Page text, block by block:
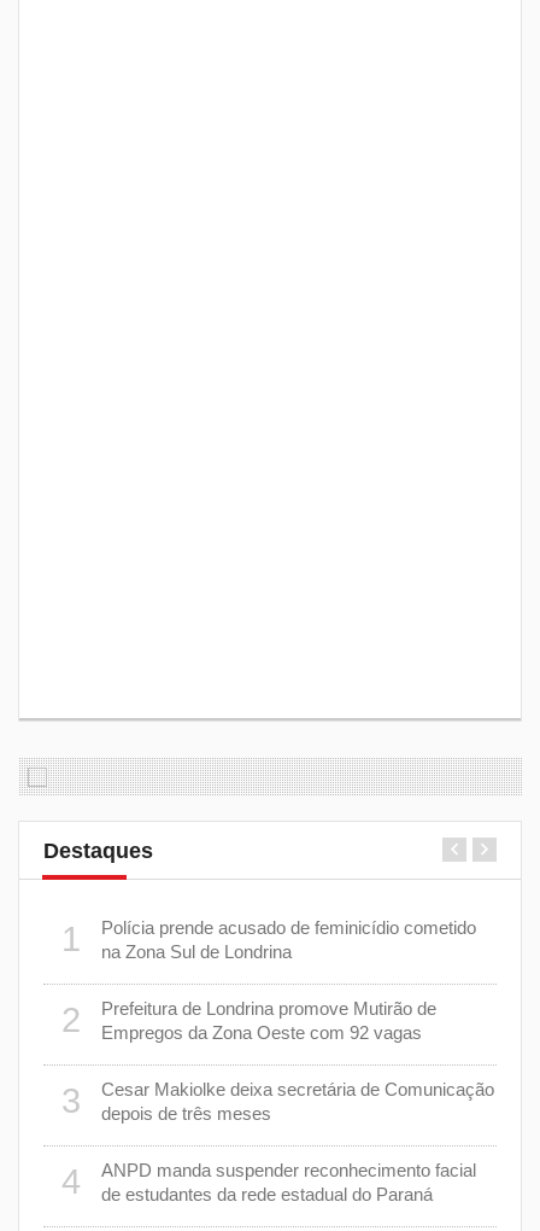
Destaques
1
Polícia prende acusado de feminicídio cometido
na Zona Sul de Londrina
2
Prefeitura de Londrina promove Mutirão de
Empregos da Zona Oeste com 92 vagas
3
Cesar Makiolke deixa secretária de Comunicação
depois de três meses
4
ANPD manda suspender reconhecimento facial
de estudantes da rede estadual do Paraná